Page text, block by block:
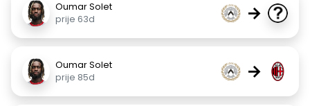
Oumar Solet
prije 63d
→
Oumar Solet
prije 85d
→